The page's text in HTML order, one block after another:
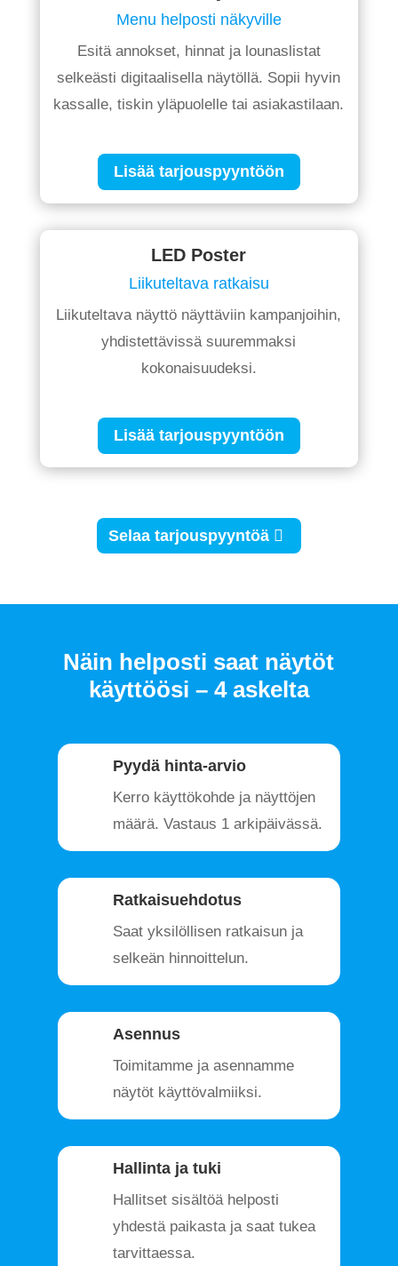
Menu helposti näkyville
Esitä annokset, hinnat ja lounaslistat
selkeästi digitaalisella näytöllä. Sopii hyvin
kassalle, tiskin yläpuolelle tai asiakastilaan.
Lisää tarjouspyyntöön
LED Poster
Liikuteltava ratkaisu
Liikuteltava näyttö näyttäviin kampanjoihin,
yhdistettävissä suuremmaksi
kokonaisuudeksi.
Lisää tarjouspyyntöön
Selaa tarjouspyyntöä
Näin helposti saat näytöt
käyttöösi – 4 askelta
Pyydä hinta-arvio
Kerro käyttökohde ja näyttöjen
määrä. Vastaus 1 arkipäivässä.
Ratkaisuehdotus
Saat yksilöllisen ratkaisun ja
selkeän hinnoittelun.
Asennus
Toimitamme ja asennamme
näytöt käyttövalmiiksi.
Hallinta ja tuki
Hallitset sisältöä helposti
yhdestä paikasta ja saat tukea
tarvittaessa.